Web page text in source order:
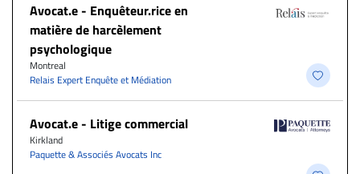
Avocat.e - Enquêteur.rice en
matière de harcèlement
psychologique
Montreal
Relais Expert Enquête et Médiation
Avocat.e - Litige commercial
Kirkland
Paquette & Associés Avocats Inc